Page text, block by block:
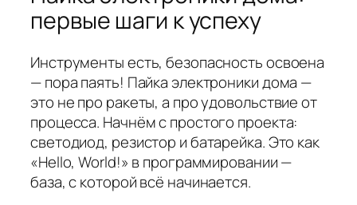
первые шаги к успеху
Инструменты есть, безопасность освоена
— пора паять! Пайка электроники дома —
это не про ракеты, а про удовольствие от
процесса. Начнём с простого проекта:
светодиод, резистор и батарейка. Это как
«Hello, World!» в программировании —
база, с которой всё начинается.